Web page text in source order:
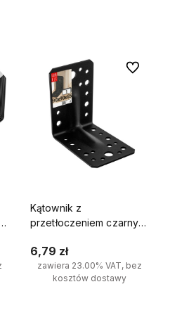
Kątownik z
przetłoczeniem czarny
6,79 zł
zawiera 23.00% VAT, bez
kosztów dostawy
Do